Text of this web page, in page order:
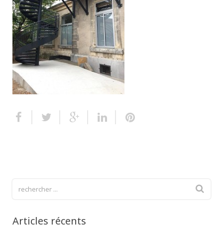
Escalier extérieur
Finitions pour escalier
Articles récents